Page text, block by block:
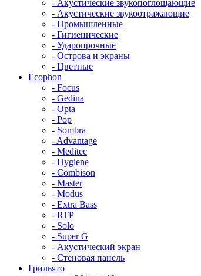
- Акустические звукопоглощающие
- Акустические звукоотражающие
- Промышленные
- Гигиенические
- Ударопрочные
- Острова и экраны
- Цветные
Ecophon
- Focus
- Gedina
- Opta
- Pop
- Sombra
- Advantage
- Meditec
- Hygiene
- Combison
- Master
- Modus
- Extra Bass
- RTP
- Solo
- Super G
- Акустический экран
- Стеновая панель
Грильято